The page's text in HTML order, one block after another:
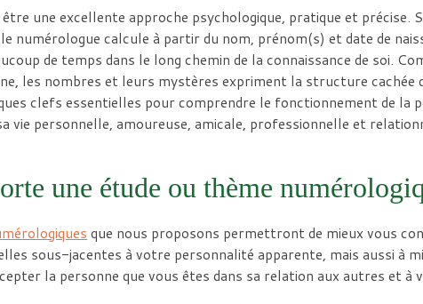
une excellente approche psychologique, pratique et précise.
numérologue calcule à partir du nom, prénom(s) et date de
de temps dans le long chemin de la connaissance de soi.
les nombres et leurs mystères expriment la structure cachée
clefs essentielles pour comprendre le fonctionnement de la
vie personnelle, amoureuse, amicale, professionnelle et
une étude ou thème
que nous proposons permettront de mieux vous
sous-jacentes à votre personnalité apparente, mais aussi à
la personne que vous êtes dans sa relation aux autres et à